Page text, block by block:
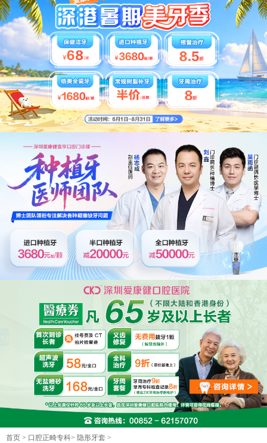
首页 > 口腔正畸专科> 隐形牙套 >